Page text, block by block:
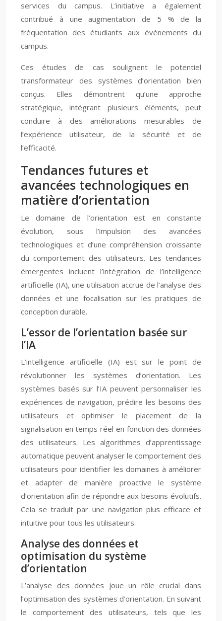
services du campus. L’initiative a également
contribué à une augmentation de 5 % de la
fréquentation des étudiants aux événements du
campus.
Ces études de cas soulignent le potentiel
transformateur des systèmes d’orientation bien
conçus. Elles démontrent qu’une approche
stratégique, intégrant plusieurs éléments, peut
conduire à des améliorations mesurables de
l’expérience utilisateur, de la sécurité et de
l’efficacité.
Tendances futures et
avancées technologiques en
matière d’orientation
Le domaine de l’orientation est en constante
évolution, sous l’impulsion des avancées
technologiques et d’une compréhension croissante
du comportement des utilisateurs. Les tendances
émergentes incluent l’intégration de l’intelligence
artificielle (IA), une utilisation accrue de l’analyse des
données et une focalisation sur les pratiques de
conception durable.
L’essor de l’orientation basée sur
l’IA
L’intelligence artificielle (IA) est sur le point de
révolutionner les systèmes d’orientation. Les
systèmes basés sur l’IA peuvent personnaliser les
expériences de navigation, prédire les besoins des
utilisateurs et optimiser le placement de la
signalisation en temps réel en fonction des données
des utilisateurs. Les algorithmes d’apprentissage
automatique peuvent analyser le comportement des
utilisateurs pour identifier les domaines à améliorer
et adapter de manière proactive le système
d’orientation afin de répondre aux besoins évolutifs.
Cela se traduit par une navigation plus efficace et
intuitive pour tous les utilisateurs.
Analyse des données et
optimisation du système
d’orientation
L’analyse des données joue un rôle crucial dans
l’optimisation des systèmes d’orientation. En suivant
le comportement des utilisateurs, tels que les